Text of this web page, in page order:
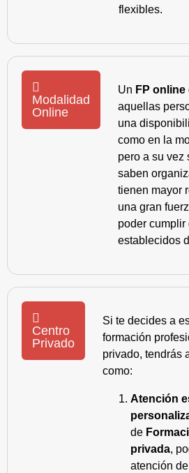
flexibles.
Modalidad
Online
Un FP online
aquellas
una
como en la
pero a su vez
saben
tienen mayor
una gran
poder
establecidos
Centro
Privado
Si te decides a
formación
privado, tendrás
como:
Atención
de
privada,
atención